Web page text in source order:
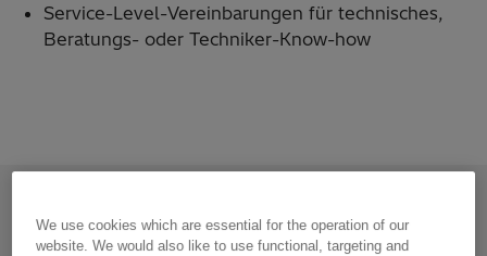
Service-Level-Vereinbarungen für technisches,
Beratungs- oder Techniker-Know-how
Service-Details Ressourcen
We use cookies which are essential for the operation of our
website. We would also like to use functional, targeting and